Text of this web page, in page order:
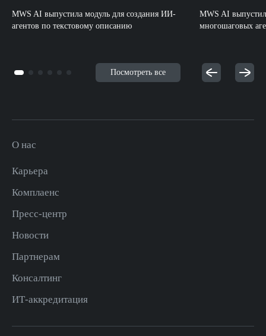
MWS AI выпустила модуль для создания ИИ-
агентов по текстовому описанию
MWS AI
многошаговых
Посмотреть все
О нас
Карьера
Комплаенс
Пресс-центр
Новости
Партнерам
Консалтинг
ИТ-аккредитация